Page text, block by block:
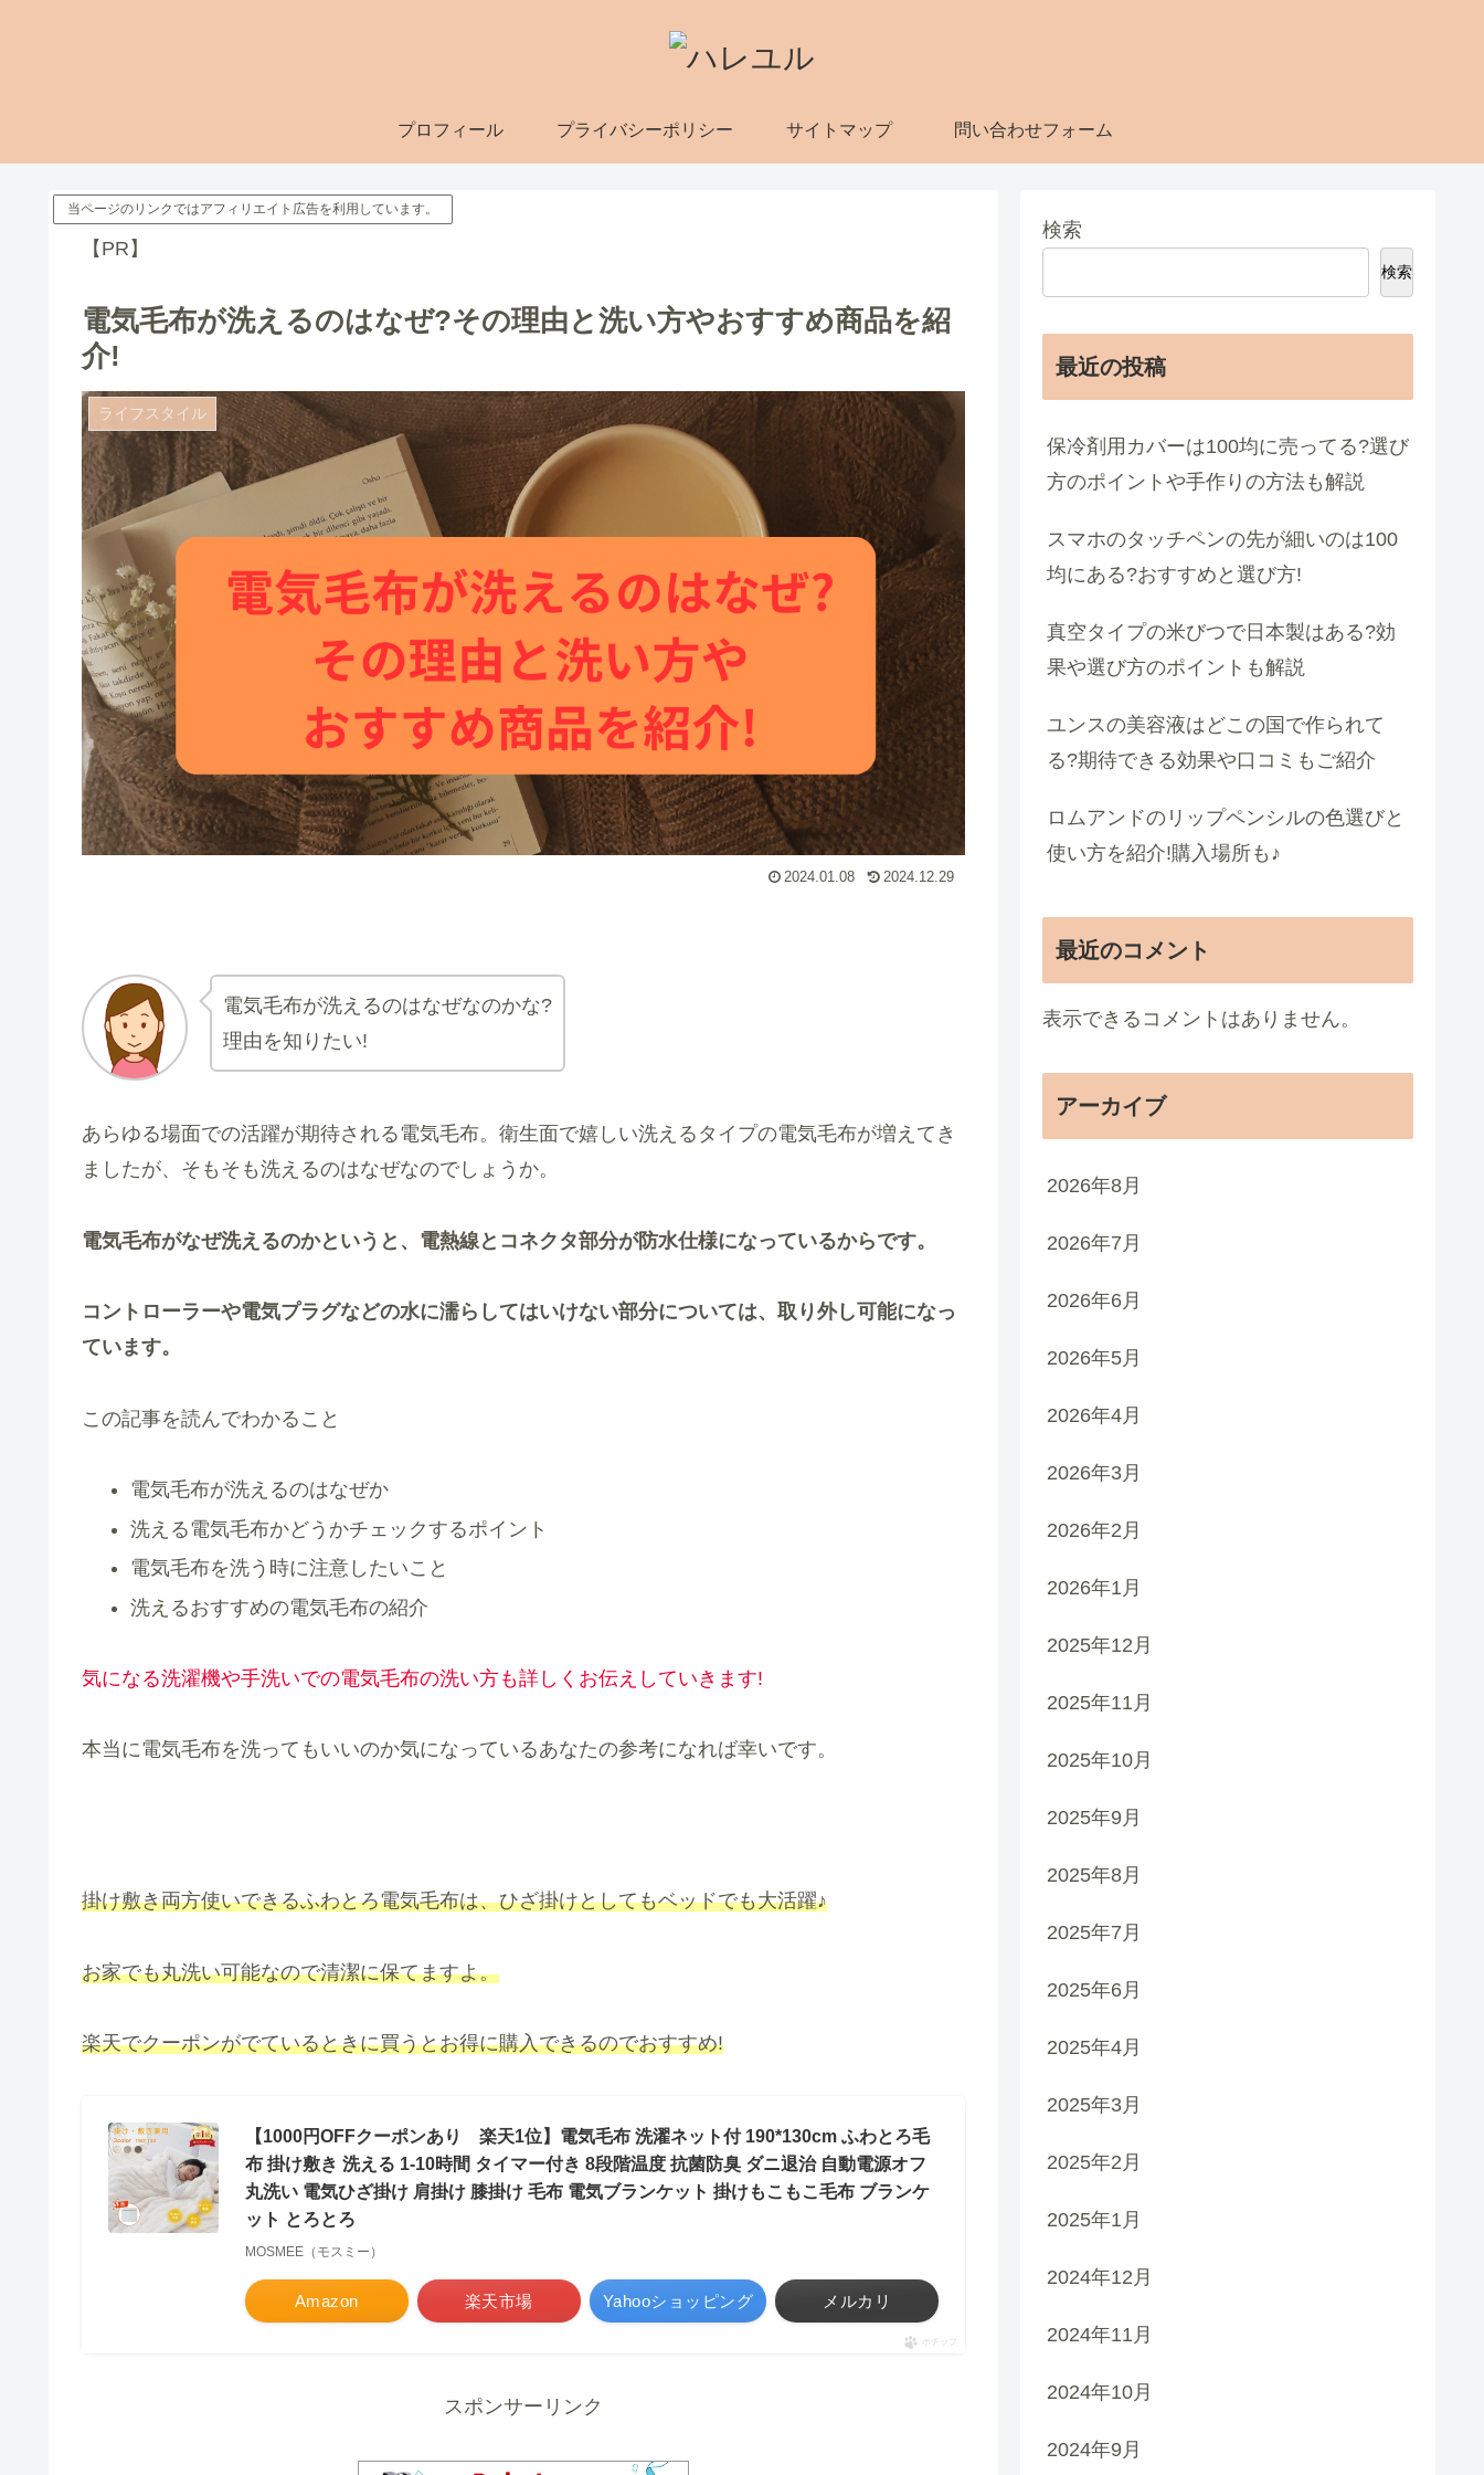
プロフィール プライバシーポリシー サイトマップ 問い合わせフォーム
当ページのリンクではアフィリエイト広告を利用しています。
【PR】
電気毛布が洗えるのはなぜ?その理由と洗い方やおすすめ商品を紹
介!
ライフスタイル
2024.01.08 2024.12.29
電気毛布が洗えるのはなぜなのかな?
理由を知りたい!
あらゆる場面での活躍が期待される電気毛布。衛生面で嬉しい洗えるタイプの電気毛布が増えてき
ましたが、そもそも洗えるのはなぜなのでしょうか。
電気毛布がなぜ洗えるのかというと 、電熱線とコネクタ部分が防水仕様になっているからです。
コントローラーや電気プラグなどの水に濡らしてはいけない部分については、取り外し可能になっ
ています。
この記事を読んでわかること
電気毛布が洗えるのはなぜか
洗える電気毛布かどうかチェックするポイント
電気毛布を洗う時に注意したいこと
洗えるおすすめの電気毛布の紹介
気になる洗濯機や手洗いでの電気毛布の洗い方も詳しくお伝えしていきます!
本当に電気毛布を洗ってもいいのか気になっているあなたの参考になれば幸いです。
掛け敷き両方使いできるふわとろ電気毛布は、ひざ掛けとしてもベッドでも大活躍♪
お家でも丸洗い可能なので清潔に保てますよ。
楽天でクーポンがでているときに買うとお得に購入できるのでおすすめ!
【1000円OFFクーポンあり 楽天1位】電気毛布 洗濯ネット付 190*130cm ふわとろ毛
布 掛け敷き 洗える 1-10時間 タイマー付き 8段階温度 抗菌防臭 ダニ退治 自動電源オフ
丸洗い 電気ひざ掛け 肩掛け 膝掛け 毛布 電気ブランケット 掛けもこもこ毛布 ブランケ
ット とろとろ
MOSMEE（モスミー）
Amazon 楽天市場 Yahooショッピング メルカリ
ポチップ
スポンサーリンク
検索
検索
最近の投稿
保冷剤用カバーは100均に売ってる?選び
方のポイントや手作りの方法も解説
スマホのタッチペンの先が細いのは100
均にある?おすすめと選び方!
真空タイプの米びつで日本製はある?効
果や選び方のポイントも解説
ユンスの美容液はどこの国で作られて
る?期待できる効果や口コミもご紹介
ロムアンドのリップペンシルの色選びと
使い方を紹介!購入場所も♪
最近のコメント
表示できるコメントはありません。
アーカイブ
2026年8月
2026年7月
2026年6月
2026年5月
2026年4月
2026年3月
2026年2月
2026年1月
2025年12月
2025年11月
2025年10月
2025年9月
2025年8月
2025年7月
2025年6月
2025年4月
2025年3月
2025年2月
2025年1月
2024年12月
2024年11月
2024年10月
2024年9月